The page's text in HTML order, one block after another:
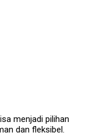
menjadi pilihan
dan fleksibel.